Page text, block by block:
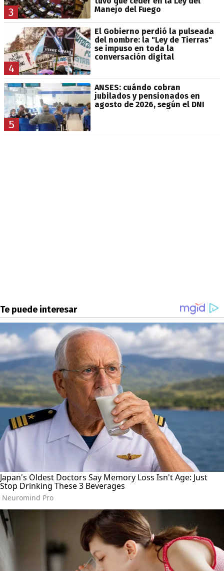
3
Manejo del Fuego
4
El Gobierno perdió la pulseada
del nombre: la "Ley de Tierras"
se impuso en toda la
conversación digital
5
ANSES: cuándo cobran
jubilados y pensionados en
agosto de 2026, según el DNI